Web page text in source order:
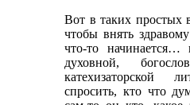
Вот в таких простых
чтобы внять
что-то
духовной,
катехизаторской
спросить, кто что